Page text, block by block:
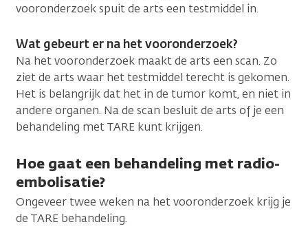
vooronderzoek spuit de arts een testmiddel in.
Wat gebeurt er na het vooronderzoek?
Na het vooronderzoek maakt de arts een scan. Zo
ziet de arts waar het testmiddel terecht is gekomen.
Het is belangrijk dat het in de tumor komt, en niet in
andere organen. Na de scan besluit de arts of je een
behandeling met TARE kunt krijgen.
Hoe gaat een behandeling met radio-
embolisatie?
Ongeveer twee weken na het vooronderzoek krijg je
de TARE behandeling.